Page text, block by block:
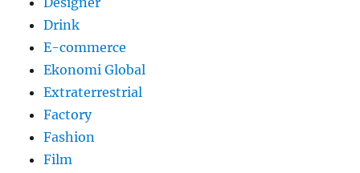
Drink
E-commerce
Ekonomi Global
Extraterrestrial
Factory
Fashion
Film